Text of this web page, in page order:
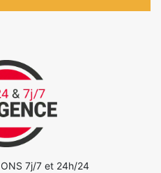
7j/7 et 24h/24